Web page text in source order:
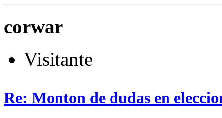
corwar
Visitante
Re: Monton de dudas en